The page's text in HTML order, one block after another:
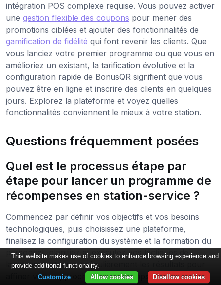
intégration POS complexe requise. Vous pouvez activer
une gestion flexible des coupons pour mener des
promotions ciblées et ajouter des fonctionnalités de
gamification de fidélité qui font revenir les clients. Que
vous lanciez votre premier programme ou que vous en
amélioriez un existant, la tarification évolutive et la
configuration rapide de BonusQR signifient que vous
pouvez être en ligne et inscrire des clients en quelques
jours. Explorez la plateforme et voyez quelles
fonctionnalités conviennent le mieux à votre station.
Questions fréquemment posées
Quel est le processus étape par
étape pour lancer un programme de
récompenses en station-service ?
Commencez par définir vos objectifs et vos besoins
technologiques, puis choisissez une plateforme,
finalisez la configuration du système et la formation du
personnel, planifiez et exécutez vos tactiques de
lancement, et suivez régulièrement les résultats pour
affiner votre approche au fil du temps.
This website makes use of cookies to enhance browsing experience and
provide additional functionality.
Disallow cookies
Allow cookies
Customize